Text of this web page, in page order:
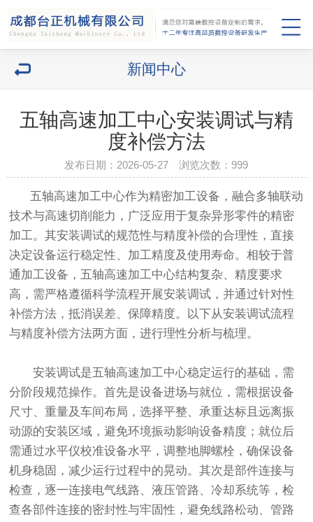
新闻中心
五轴高速加工中心安装调试与精
度补偿方法
发布日期：2026-05-27 浏览次数： 999
五轴高速加工中心作为精密加工设备，融合多轴联动
技术与高速切削能力，广泛应用于复杂异形零件的精密
加工。其安装调试的规范性与精度补偿的合理性，直接
决定设备运行稳定性、加工精度及使用寿命。相较于普
通加工设备，五轴高速加工中心结构复杂、精度要求
高，需严格遵循科学流程开展安装调试，并通过针对性
补偿方法，抵消误差、保障精度。以下从安装调试流程
与精度补偿方法两方面，进行理性分析与梳理。
安装调试是五轴高速加工中心稳定运行的基础，需
分阶段规范操作。首先是设备进场与就位，需根据设备
尺寸、重量及车间布局，选择平整、承重达标且远离振
动源的安装区域，避免环境振动影响设备精度；就位后
需通过水平仪校准设备水平，调整地脚螺栓，确保设备
机身稳固，减少运行过程中的晃动。其次是部件连接与
检查，逐一连接电气线路、液压管路、冷却系统等，检
查各部件连接的密封性与牢固性，避免线路松动、管路